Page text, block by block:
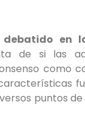
en
de si las
como
puntos